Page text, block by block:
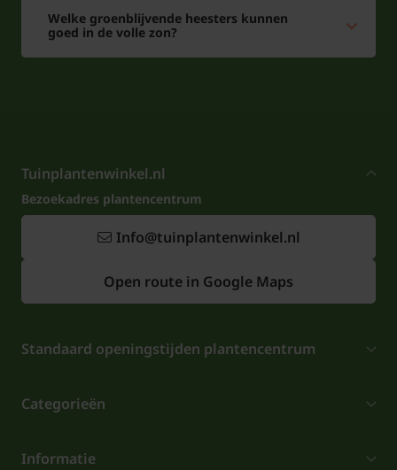
Welke groenblijvende heesters kunnen
goed in de volle zon?
Tuinplantenwinkel.nl
Bezoekadres plantencentrum
Info@tuinplantenwinkel.nl
Open route in Google Maps
Standaard openingstijden plantencentrum
Categorieën
Informatie